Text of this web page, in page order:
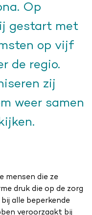
Op
gestart met
op vijf
de regio.
zij
weer samen
mensen die ze
druk die op de zorg
alle beperkende
veroorzaakt bij